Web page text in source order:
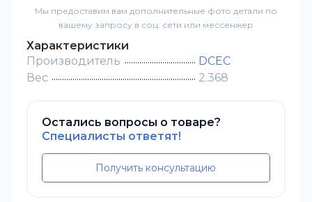
Мы предоставим вам дополнительные фото детали по
вашему запросу в соц. сети или мессенжер
Характеристики
Производитель
DCEC
Вес
2.368
Остались вопросы о товаре?
Специалисты ответят!
Получить консультацию